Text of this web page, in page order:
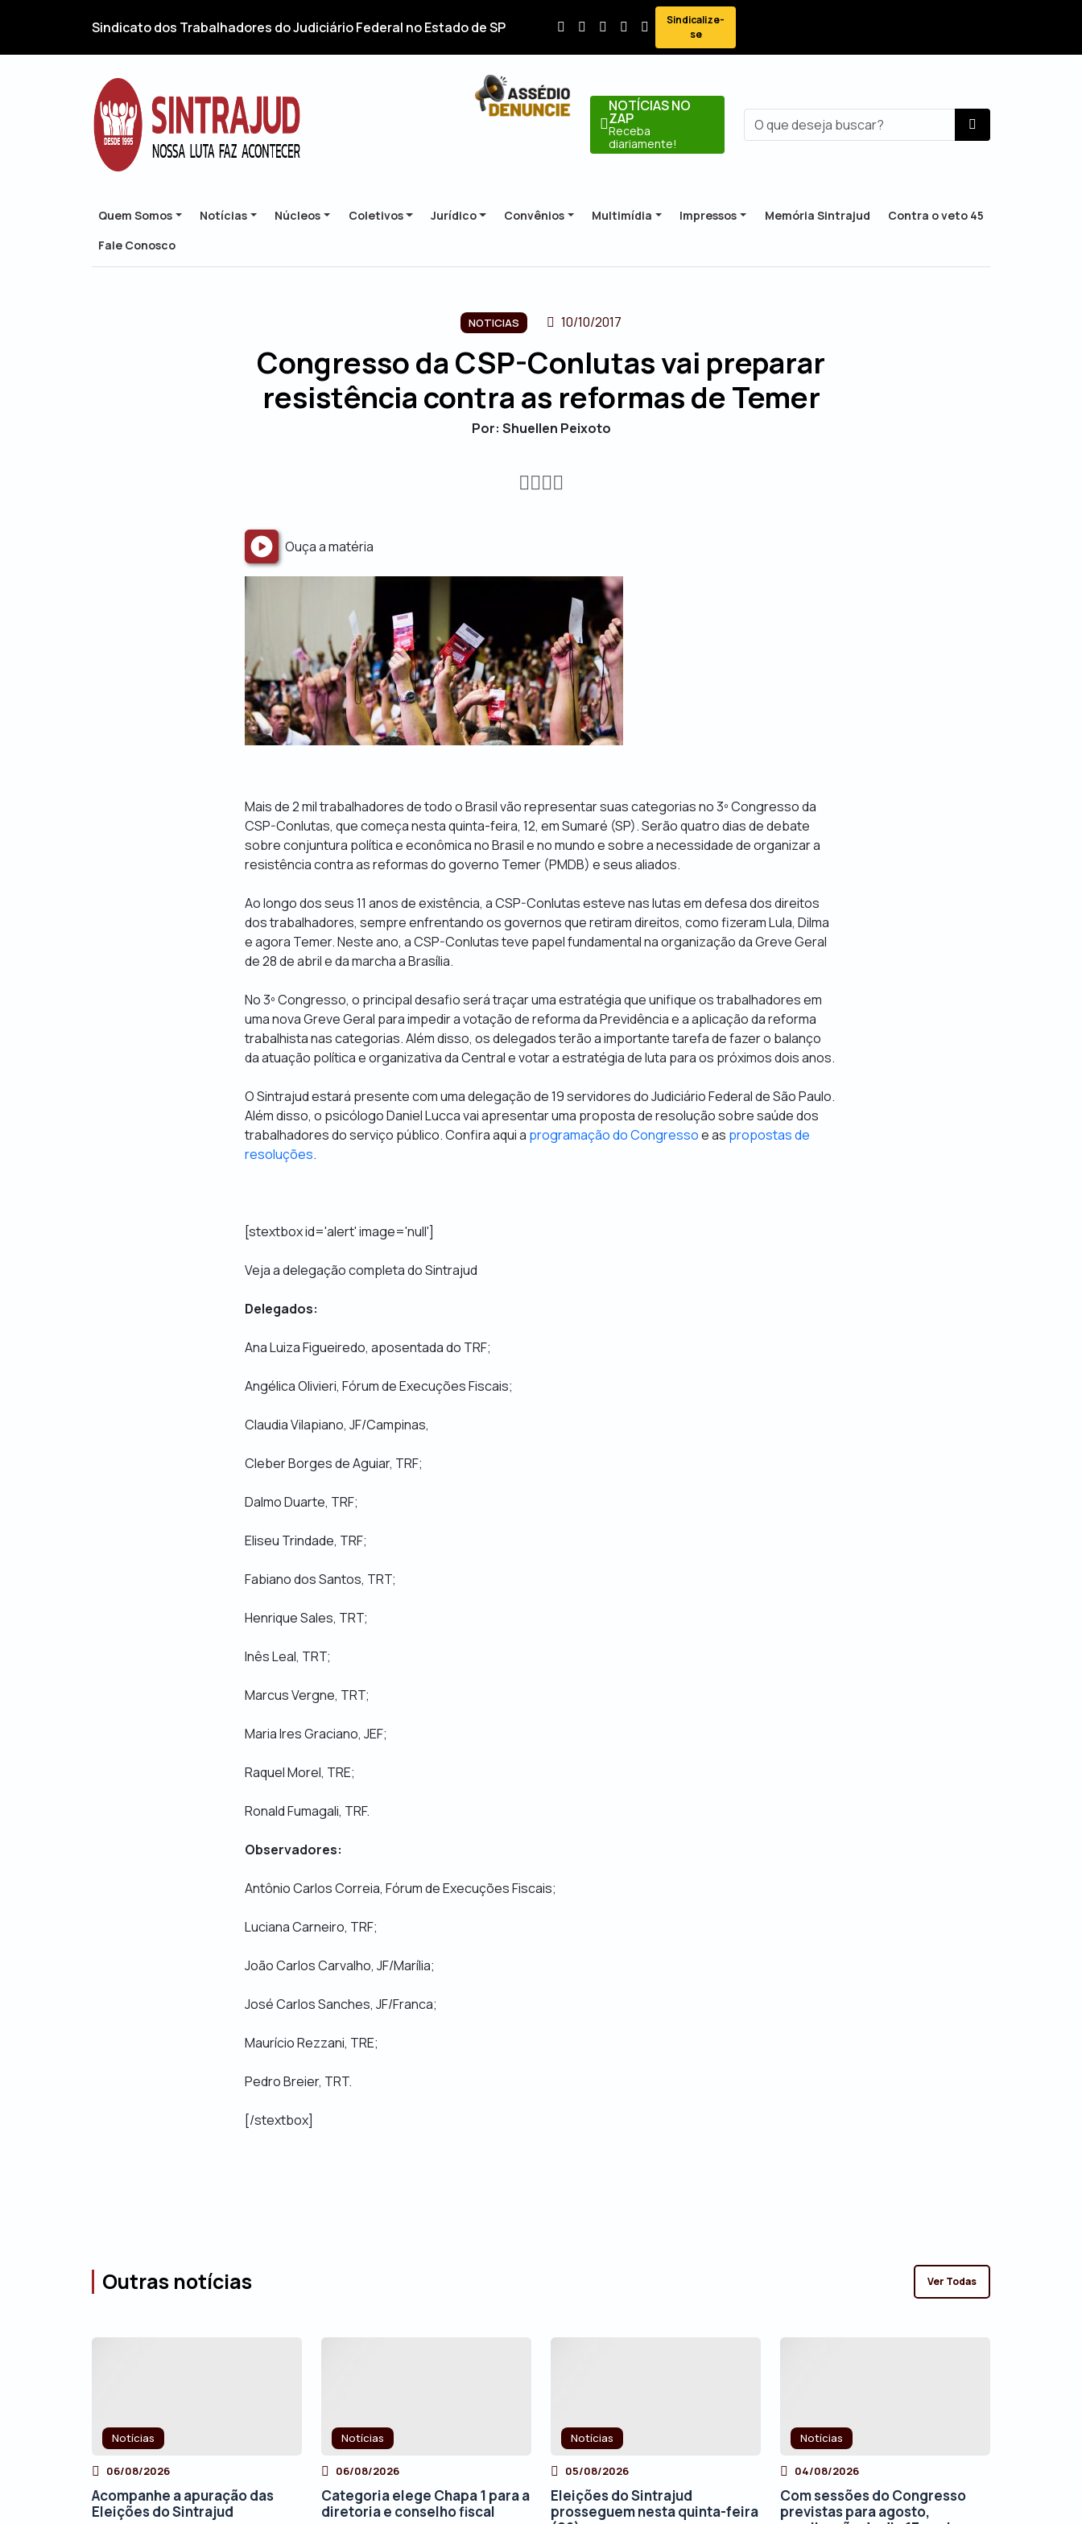
Sindicato dos Trabalhadores do Judiciário Federal no Estado de SP
Sindicalize-
se
NOTÍCIAS NO
ZAP
Receba
diariamente!
Quem Somos Notícias Núcleos Coletivos Jurídico Convênios Multimídia Impressos Memória Sintrajud
Contra o veto 45
Fale Conosco
NOTICIAS 10/10/2017
Congresso da CSP-Conlutas vai preparar
resistência contra as reformas de Temer
Por: Shuellen Peixoto
Ouça a matéria
Mais de 2 mil trabalhadores de todo o Brasil vão representar suas categorias no 3º Congresso da
CSP-Conlutas, que começa nesta quinta-feira, 12, em Sumaré (SP). Serão quatro dias de debate
sobre conjuntura política e econômica no Brasil e no mundo e sobre a necessidade de organizar a
resistência contra as reformas do governo Temer (PMDB) e seus aliados.
Ao longo dos seus 11 anos de existência, a CSP-Conlutas esteve nas lutas em defesa dos direitos
dos trabalhadores, sempre enfrentando os governos que retiram direitos, como fizeram Lula, Dilma
e agora Temer. Neste ano, a CSP-Conlutas teve papel fundamental na organização da Greve Geral
de 28 de abril e da marcha a Brasília.
No 3º Congresso, o principal desafio será traçar uma estratégia que unifique os trabalhadores em
uma nova Greve Geral para impedir a votação de reforma da Previdência e a aplicação da reforma
trabalhista nas categorias. Além disso, os delegados terão a importante tarefa de fazer o balanço
da atuação política e organizativa da Central e votar a estratégia de luta para os próximos dois anos.
O Sintrajud estará presente com uma delegação de 19 servidores do Judiciário Federal de São Paulo.
Além disso, o psicólogo Daniel Lucca vai apresentar uma proposta de resolução sobre saúde dos
trabalhadores do serviço público. Confira aqui a programação do Congressoe as propostas de
resoluções.
[stextbox id='alert' image='null']
Veja a delegação completa do Sintrajud
Delegados:
Ana Luiza Figueiredo, aposentada do TRF;
Angélica Olivieri, Fórum de Execuções Fiscais;
Claudia Vilapiano, JF/Campinas,
Cleber Borges de Aguiar, TRF;
Dalmo Duarte, TRF;
Eliseu Trindade, TRF;
Fabiano dos Santos, TRT;
Henrique Sales, TRT;
Inês Leal, TRT;
Marcus Vergne, TRT;
Maria Ires Graciano, JEF;
Raquel Morel, TRE;
Ronald Fumagali, TRF.
Observadores:
Antônio Carlos Correia, Fórum de Execuções Fiscais;
Luciana Carneiro, TRF;
João Carlos Carvalho, JF/Marília;
José Carlos Sanches, JF/Franca;
Maurício Rezzani, TRE;
Pedro Breier, TRT.
[/stextbox]
Outras notícias Ver Todas
Notícias
06/08/2026
Acompanhe a apuração das
Eleições do Sintrajud
Notícias
06/08/2026
Categoria elege Chapa 1 para a
diretoria e conselho fiscal
Notícias
05/08/2026
Eleições do Sintrajud
prosseguem nesta quinta-feira
Notícias
04/08/2026
Com sessões do Congresso
previstas para agosto,